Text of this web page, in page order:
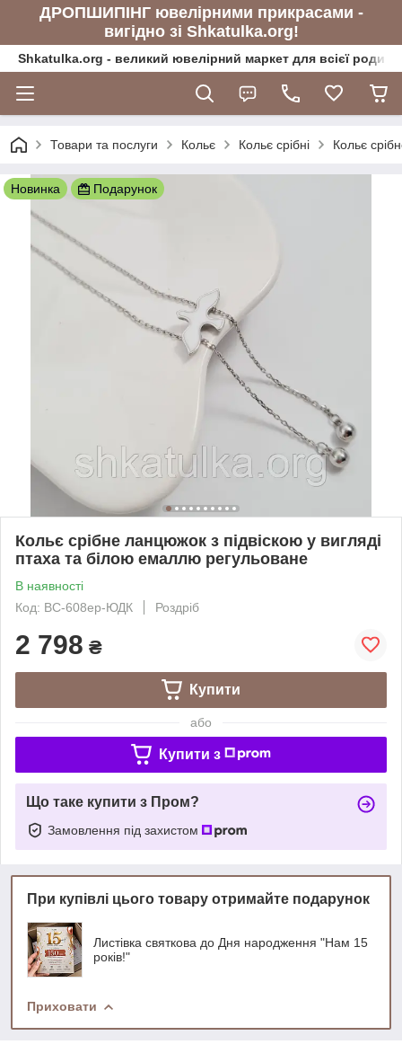
ДРОПШИПІНГ ювелірними прикрасами -
вигідно зі Shkatulka.org!
Shkatulka.org - великий ювелірний маркет для всієї
Товари та послуги Кольє Кольє срібні Кольє
Новинка Подарунок
Кольє срібне ланцюжок з підвіскою у вигляді
птаха та білою емаллю регульоване
В наявності
Код: ВС-608ер-ЮДК
Роздріб
2 798 ₴
Купити
або
Купити з
Що таке купити з Пром?
Замовлення під захистом
При купівлі цього товару отримайте подарунок
Листівка святкова до Дня народження "Нам 15
років!"
Приховати